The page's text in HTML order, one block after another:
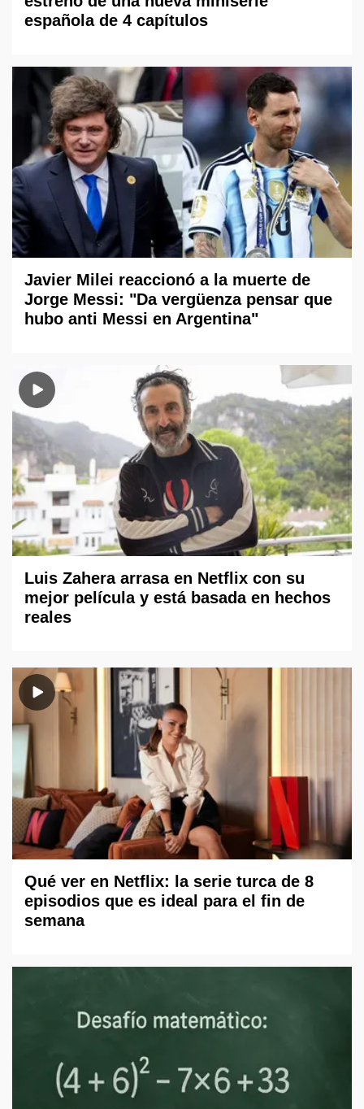
española de 4 capítulos
Javier Milei reaccionó a la muerte de
Jorge Messi: "Da vergüenza pensar que
hubo anti Messi en Argentina"
Luis Zahera arrasa en Netflix con su
mejor película y está basada en hechos
reales
Qué ver en Netflix: la serie turca de 8
episodios que es ideal para el fin de
semana